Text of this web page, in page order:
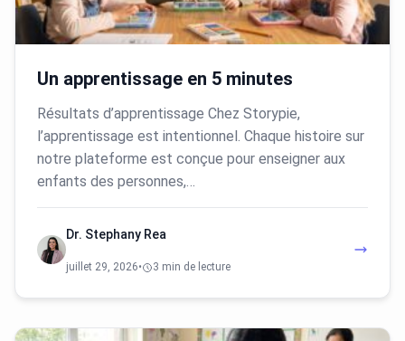
Un apprentissage en 5 minutes
Résultats d’apprentissage Chez Storypie,
l’apprentissage est intentionnel. Chaque histoire sur
notre plateforme est conçue pour enseigner aux
enfants des personnes,…
Dr. Stephany Rea
juillet 29, 2026• 3 min de lecture